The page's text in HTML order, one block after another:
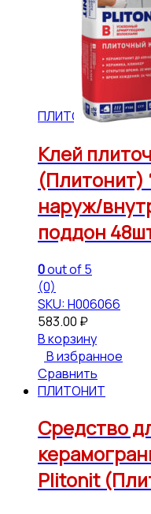
ПЛИТОНИТ
Клей
(Плитонит)
наруж/
поддон
0out of 5
(0)
SKU: Н006066
583.00 ₽
В корзину
В избранное
Сравнить
ПЛИТОНИТ
Средство
Plitonit